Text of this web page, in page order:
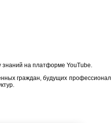
знаний на платформе YouTube.
граждан, будущих